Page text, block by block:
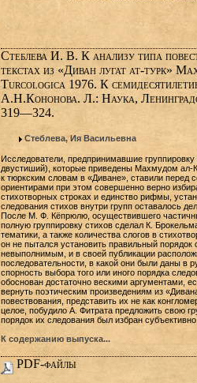
Стеблева И. В. К анализу типа
текстах из «Диван лугат ат-турк»
Turcologica 1976. К
А.Н.Кононова. Л.: Наука,
319—324.
Стеблева, Ия Васильевна
Исследователи, предпринимавшие
двустиший), которые приведены Махмудом ал-
к тюркским словам в «Диване», ставили перед
ориентирами при этом совершенно верно
стихотворных строках и единство рифмы,
следования стихов внутри групп оставалось
После М. Ф. Кёпрюлю, осуществившего
полную группировку стихов сделал К.
тематики, а также количества слогов в
он не пытался установить правильный порядок
невыполнимым, и в своей публикации
последовательности, в какой они были даны в
спорность выбора того или иного порядка
обоснован достаточно вескими аргументами,
вернуть поэтическим произведениям из
повествования, представить их не как
целое, побудило А. Фитрата предложить свою
порядок их следования был избран
К содержанию выпуска...
PDF-файлы